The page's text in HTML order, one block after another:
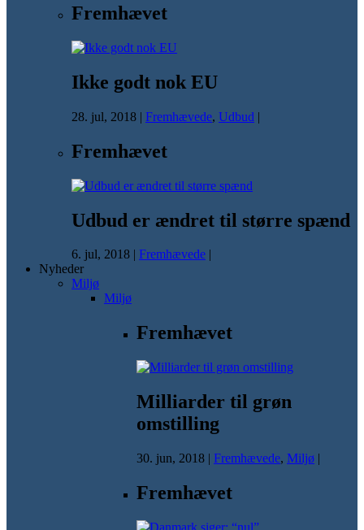
Fremhævet
Ikke godt nok EU
28. jul, 2018 | Fremhævede, Udbud |
Fremhævet
Udbud er ændret til større spænd
6. jul, 2018 | Fremhævede |
Nyheder
Miljø
Miljø
Fremhævet
Milliarder til grøn
omstilling
30. jun, 2018 | Fremhævede, Miljø |
Fremhævet